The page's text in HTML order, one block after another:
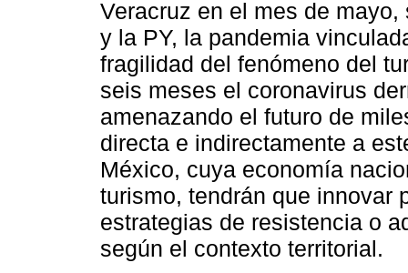
Veracruz en el mes de
y la PY, la pandemia
fragilidad del fenómeno del
seis meses el coronavirus
amenazando el futuro de
directa e indirectamente a
México, cuya economía
turismo, tendrán que innovar
estrategias de resistencia o
según el contexto territorial.